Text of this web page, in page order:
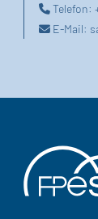
Telefon:
E-Mail: